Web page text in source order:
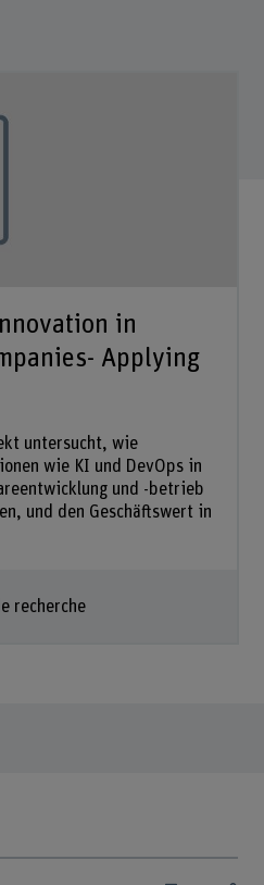
in
Applying
untersucht, wie
wie KI und DevOps in
und -betrieb
und den Geschäftswert in
recherche